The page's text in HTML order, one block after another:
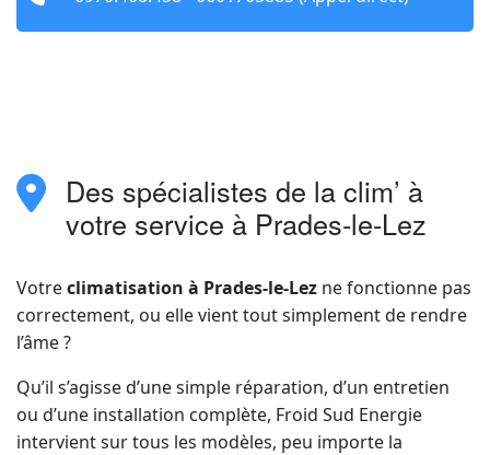
fas
location-
Des spécialistes de la clim’ à
votre service à Prades-le-Lez
Votreclimatisation à Prades-le-Lez ne fonctionne pas
correctement, ou elle vient tout simplement de rendre
l’âme ?
Qu’il s’agisse d’une simple réparation, d’un entretien
ou d’une installation complète, Froid Sud Energie
intervient sur tous les modèles, peu importe la